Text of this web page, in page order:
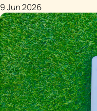
9 Jun 2026